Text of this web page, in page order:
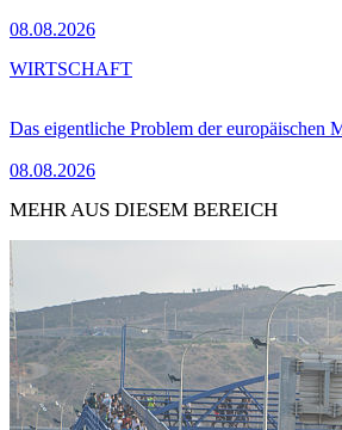
08.08.2026
Das eigentliche Problem der europäischen
08.08.2026
WIRTSCHAFT
MEHR AUS DIESEM BEREICH